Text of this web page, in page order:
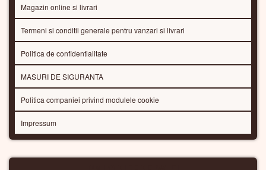
Magazin online si livrari
Termeni si conditii generale pentru vanzari si livrari
Politica de confidentialitate
MASURI DE SIGURANTA
Politica companiei privind modulele cookie
Impressum